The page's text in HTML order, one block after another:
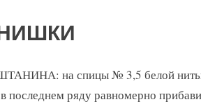
на спицы № 3,5 белой нитью
последнем ряду равномерно